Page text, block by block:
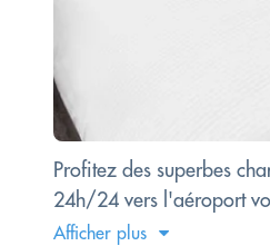
Profitez des superbes
24h/24 vers l'aéroport
Afficher plus